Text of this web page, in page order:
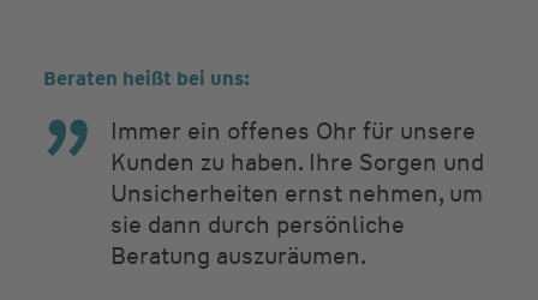
Beraten heißt bei uns:
Immer ein offenes Ohr für unsere
Kunden zu haben. Ihre Sorgen und
Unsicherheiten ernst nehmen, um
sie dann durch persönliche
Beratung auszuräumen.